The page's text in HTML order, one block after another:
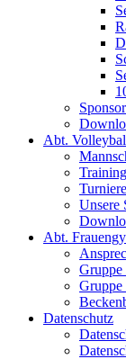
Abt.
Turniere
Unsere
Abt.
Gruppe
Gruppe
Datenschutz